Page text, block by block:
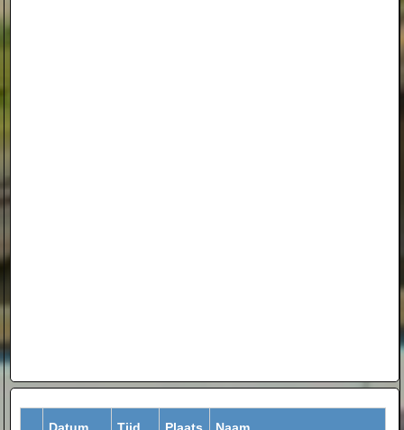
Datum Tijd Plaats Naam